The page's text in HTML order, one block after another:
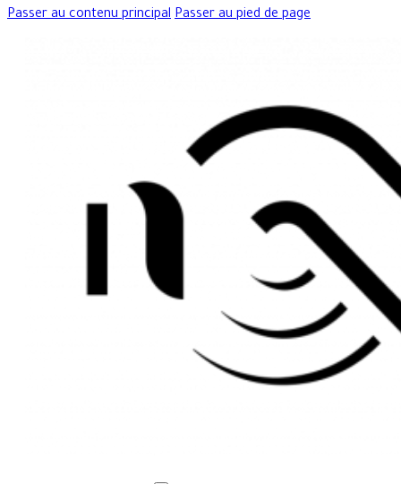
Passer au contenu principal Passer au pied de page